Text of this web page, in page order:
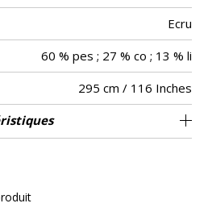
Ecru
60 % pes ; 27 % co ; 13 % li
295 cm / 116 Inches
<3%
Raccord libre
De large
140
aw - 0.15
Inde
adapté pour des confections
les stores américains / les tissus